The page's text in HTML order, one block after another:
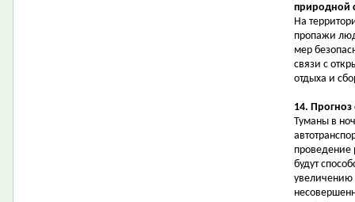
природной
На
пропажи
мер
связи с
отдыха и
14. Прогноз
Туманы в
проведение
будут
увеличению